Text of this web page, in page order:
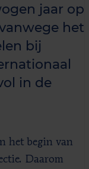
jaar op
het
bij
in de
het begin van
Daarom